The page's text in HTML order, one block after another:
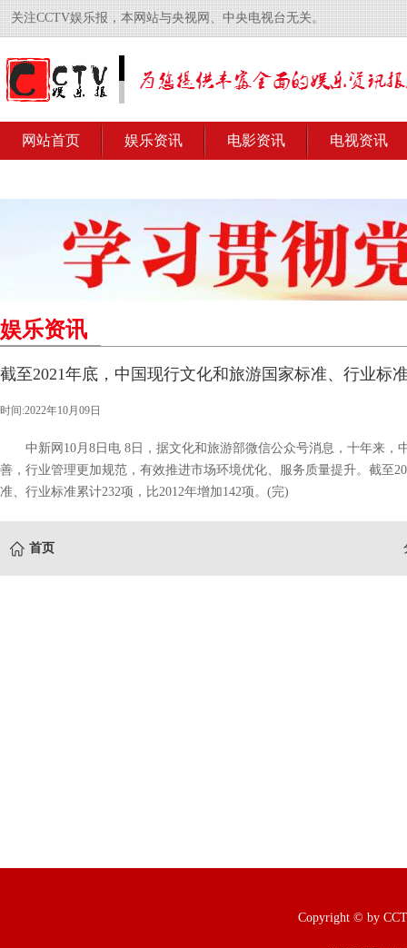
关注CCTV娱乐报，本网站与央视网、中央电视台无关。
网站首页 娱乐资讯 电影资讯 电视资讯
娱乐资讯
截至2021年底，中国现行文化和旅游国家标准、行业标
时间:2022年10月09日
中新网10月8日电 8日，据文化和旅游部微信公众号消息，十年来，
善，行业管理更加规范，有效推进市场环境优化、服务质量提升。截至
准、行业标准累计232项，比2012年增加142项。(完)
首页
Copyright © by